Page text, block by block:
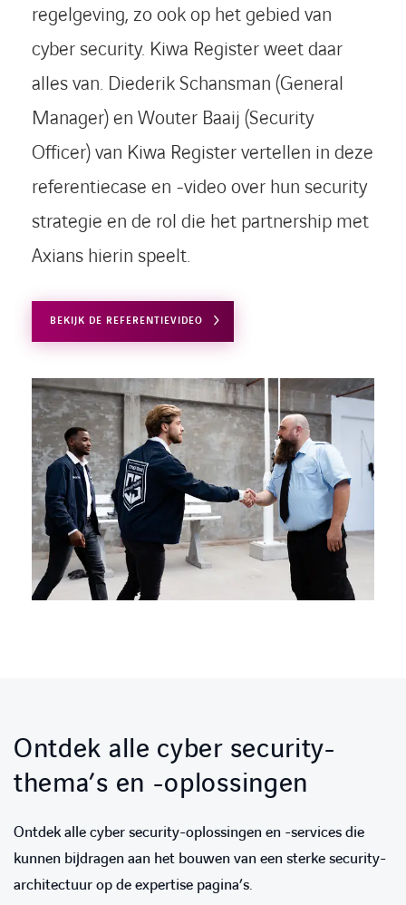
regelgeving, zo ook op het gebied van
cyber security. Kiwa Register weet daar
alles van. Diederik Schansman (General
Manager) en Wouter Baaij (Security
Officer) van Kiwa Register vertellen in deze
referentiecase en -video over hun security
strategie en de rol die het partnership met
Axians hierin speelt.
BEKIJK DE REFERENTIEVIDEO
Ontdek alle cyber security-
thema’s en -oplossingen
Ontdek alle cyber security-oplossingen en -services die
kunnen bijdragen aan het bouwen van een sterke security-
architectuur op de expertise pagina’s.